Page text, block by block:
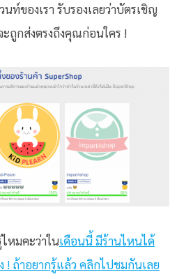
นท์ของเรา รับรองเลยว่าบัตรเชิญ
ะถูกส่งตรงถึงคุณก่อนใคร !
หมคะว่าในเดือนนี้ มีร้านไหนได้
! ถ้าอยากรู้แล้ว คลิกไปชมกันเลย